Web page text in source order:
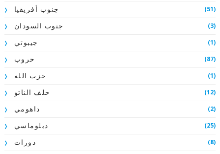
جنوب أفريقيا (51)
جنوب السودان (3)
جيبوتي (1)
حروب (87)
حزب الله (1)
حلف الناتو (12)
داهومي (2)
دبلوماسي (25)
دورات (8)